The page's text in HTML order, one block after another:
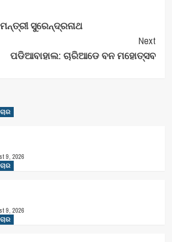
ସୁରେନ୍ଦ୍ରନାଥ
Next
ପଡିଆବାହାଲ: ଚାରିଆଡେ ବନ ମହୋତ୍ସବ
9, 2026
9, 2026